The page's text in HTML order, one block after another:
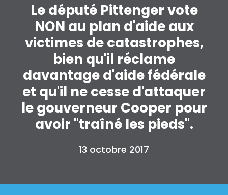
Le député Pittenger vote
NON au plan d'aide aux
victimes de catastrophes,
bien qu'il réclame
davantage d'aide fédérale
et qu'il ne cesse d'attaquer
le gouverneur Cooper pour
avoir "traîné les pieds".
13 octobre 2017